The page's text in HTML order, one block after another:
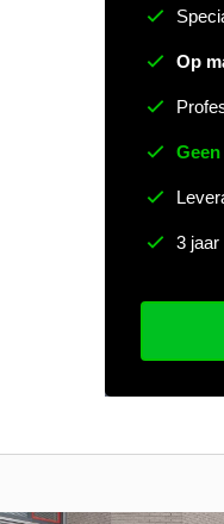
Op
3 jaar